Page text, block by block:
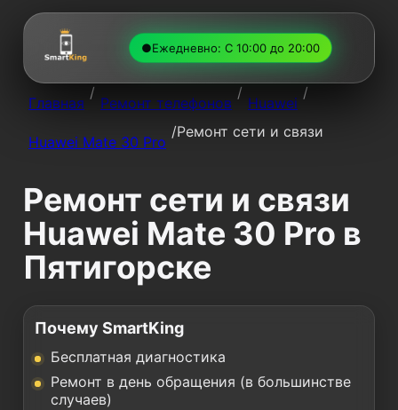
●Ежедневно: С 10:00 до 20:00
Главная
/
Ремонт телефонов
/
Huawei
/
Huawei Mate 30 Pro
/Ремонт сети и связи
Ремонт сети и связи
Huawei Mate 30 Pro в
Пятигорске
Почему SmartKing
Бесплатная диагностика
Ремонт в день обращения (в большинстве
случаев)